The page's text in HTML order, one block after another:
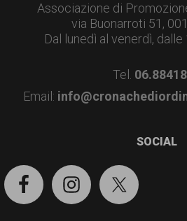
Associazione di
via Buonarroti 51,
Dal lunedì al venerdì,
Tel.
Email:
SOCIAL